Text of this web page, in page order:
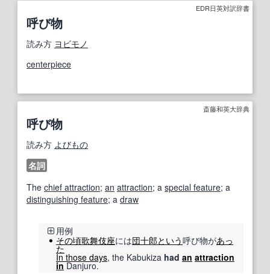
EDR日英対訳辞書
呼び物
読み方 ヨビモノ
centerpiece
斎藤和英大辞典
呼び物
読み方 よびもの
名詞
The chief attraction; an attraction; a special feature; a
distinguishing feature; a draw
用例
その頃歌舞伎座には団十郎という呼び物があっ
た
In those days, the Kabukiza had an attraction
inDanjuro.